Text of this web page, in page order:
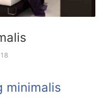
minimalis